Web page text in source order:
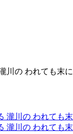
川の われても末